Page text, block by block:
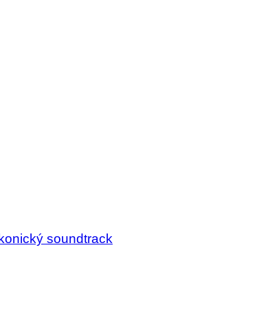
soundtrack